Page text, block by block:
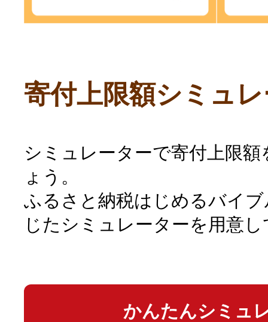
寄付上限額シミュ
シミュレーターで寄付上限
ょう。
ふるさと納税はじめるバイ
じたシミュレーターを用意
かんたんシミュ